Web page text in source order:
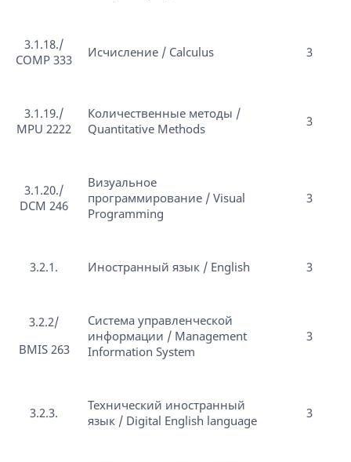
3.1.18./
COMP 333
Исчисление / Calculus 3
3.1.19./
MPU 2222
Количественные методы /
Quantitative Methods
3
3.1.20./
DCM 246
Визуальное
программирование / Visual
Programming
3
3.2.1. Иностранный язык / English 3
3.2.2/
BMIS 263
Система управленческой
информации / Management
Information System
3
3.2.3.
Технический иностранный
язык / Digital English language
3